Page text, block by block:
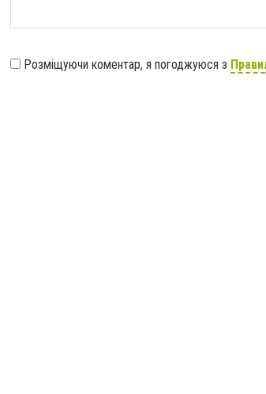
Розміщуючи коментар, я погоджуюся з